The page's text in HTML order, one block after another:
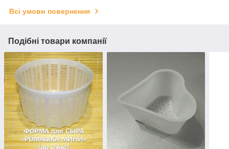
Всі умови повернення
Подібні товари компанії